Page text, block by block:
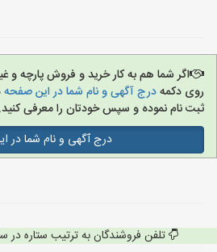
اگر شما هم به کار خرید و فروش پارچه و
روی دکمهدرج آگهی و نام شما در این صفحه
ثبت نام نموده و سپس خودتان را معرفی کنید.
درج آگهی و نام شما در
تلفن فروشندگان به ترتیب ستاره